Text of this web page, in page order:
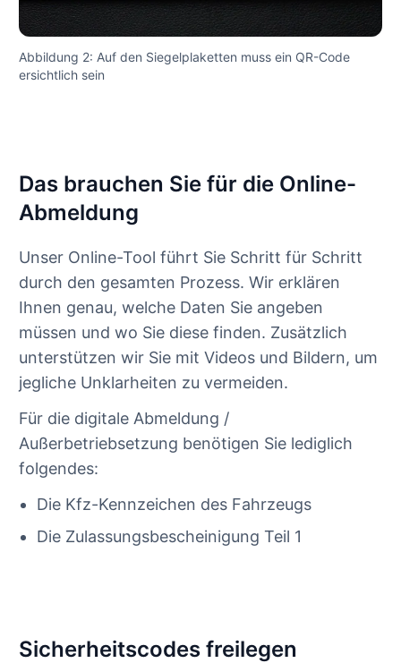
Abbildung 2: Auf den Siegelplaketten muss ein QR-Code
ersichtlich sein
Das brauchen Sie für die Online-
Abmeldung
Unser Online-Tool führt Sie Schritt für Schritt
durch den gesamten Prozess. Wir erklären
Ihnen genau, welche Daten Sie angeben
müssen und wo Sie diese finden. Zusätzlich
unterstützen wir Sie mit Videos und Bildern, um
jegliche Unklarheiten zu vermeiden.
Für die digitale Abmeldung /
Außerbetriebsetzung benötigen Sie lediglich
folgendes:
Die Kfz-Kennzeichen des Fahrzeugs
Die Zulassungsbescheinigung Teil 1
Sicherheitscodes freilegen